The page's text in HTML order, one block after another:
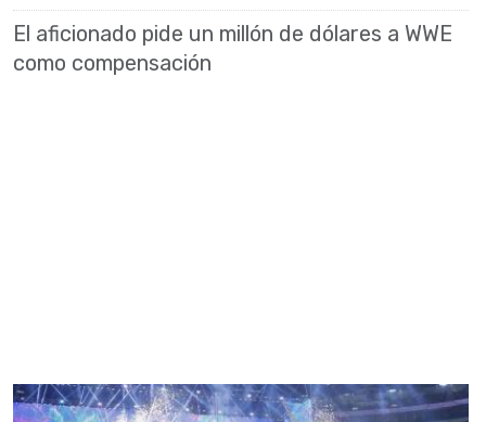
El aficionado pide un millón de dólares a WWE
como compensación